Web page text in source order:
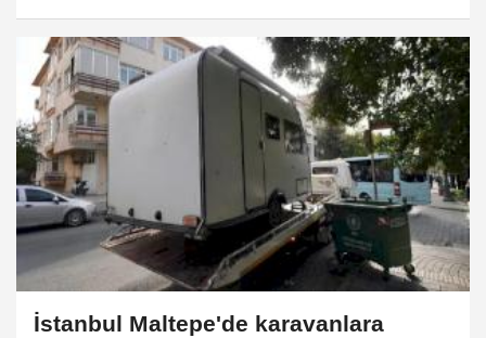
İstanbul Maltepe'de karavanlara